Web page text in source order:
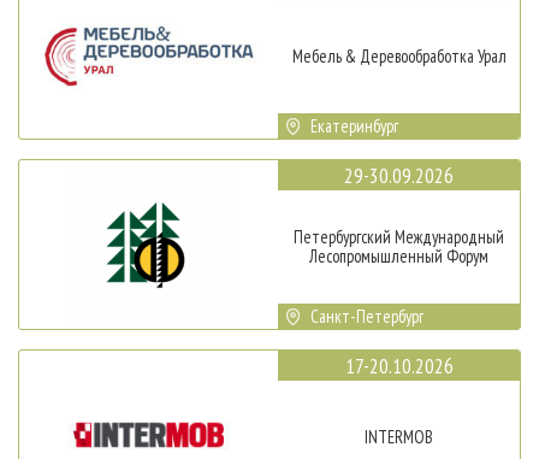
Мебель & Деревообработка Урал
Екатеринбург
29-30.09.2026
Петербургский Международный
Лесопромышленный Форум
Санкт-Петербург
17-20.10.2026
INTERMOB